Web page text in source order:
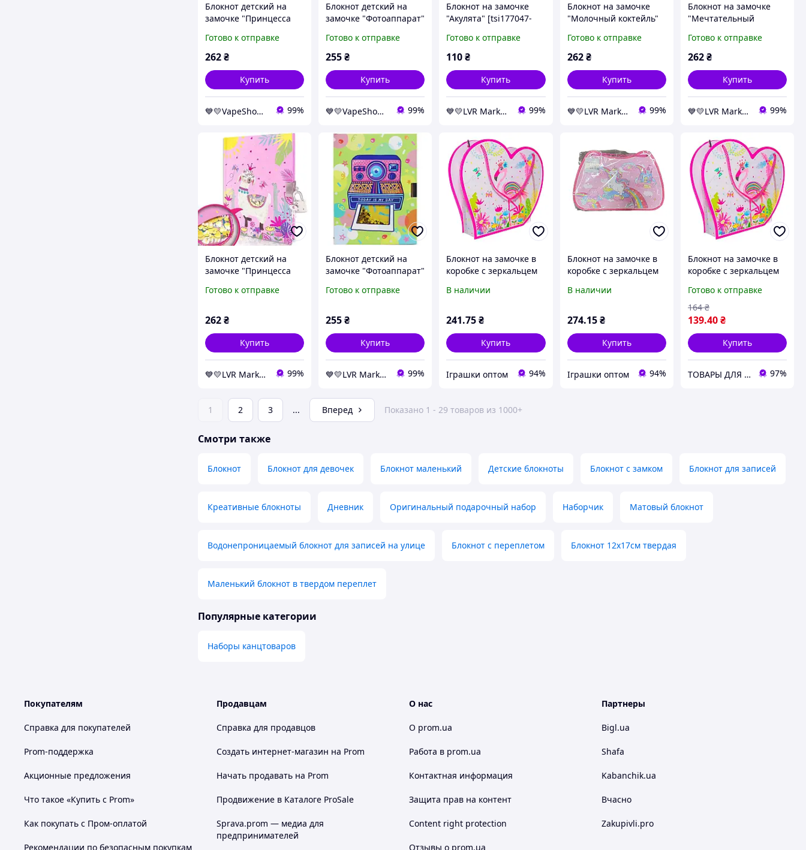
Блокнот детский на
замочке "Принцесса
Готово к отправке
262₴
Купить
💙💛VapeShop💨"La VapoR"💨 99%
Блокнот детский на
замочке "Фотоаппарат"
Готово к отправке
255₴
Купить
💙💛VapeShop💨"La VapoR"💨 99%
Блокнот на замочке
"Акулята" [tsi177047-
Готово к отправке
110₴
Купить
💙💛LVR Market✔️ 99%
Блокнот на замочке
"Молочный коктейль"
Готово к отправке
262 ₴
Купить
💙💛LVR Market✔️ 99%
Блокнот на замочке
"Мечтательный
TCI]
Готово к отправке
262₴
Купить
💙💛LVR Market✔️ 99%
Блокнот детский на
замочке "Принцесса
Готово к отправке
262₴
Купить
💙💛LVR Market✔️ 99%
Блокнот детский на
замочке "Фотоаппарат"
Готово к отправке
255₴
Купить
💙💛LVR Market✔️ 99%
Блокнот на замочке в
коробке с зеркальцем
л, фламинг D481853
В наличии
241.75₴
Купить
Іграшки оптом 94%
Блокнот на замочке в
коробке с зеркальцем
л. 361904
В наличии
274.15 ₴
Купить
Іграшки оптом 94%
Блокнот на замочке в
коробке с зеркальцем
фламинг D481853
Готово к отправке
139.40₴
164 ₴
Купить
ТОВАРЫ ДЛЯ МАМ И ДЕТЕЙ 97%
1 2 3 ... Вперед Показано 1 - 29 товаров из 1000+
Смотри также
Блокнот Блокнот для девочек Блокнот маленький Детские блокноты Блокнот с замком Блокнот для записей
Креативные блокноты Дневник Оригинальный подарочный набор Наборчик Матовый блокнот
Водонепроницаемый блокнот для записей на улице Блокнот с переплетом Блокнот 12х17см твердая
Маленький блокнот в твердом переплет
Популярные категории
Наборы канцтоваров
Покупателям
Справка для покупателей
Prom-поддержка
Акционные предложения
Что такое «Купить с Prom»
Как покупать с Пром-оплатой
Рекомендации по безопасным покупкам
Продавцам
Справка для продавцов
Создать интернет-магазин на Prom
Начать продавать на Prom
Продвижение в Каталоге ProSale
Sprava.prom — медиа для
предпринимателей
О нас
О prom.ua
Работа в prom.ua
Контактная информация
Защита прав на контент
Content right protection
Отзывы о prom.ua
Партнеры
Bigl.ua
Shafa
Kabanchik.ua
Вчасно
Zakupivli.pro